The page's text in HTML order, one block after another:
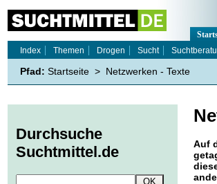
Auf
Index
Themen Drogen Sucht
Pfad: Startseite > Netzwerken - Texte
Durchsuche
Suchtmittel.de